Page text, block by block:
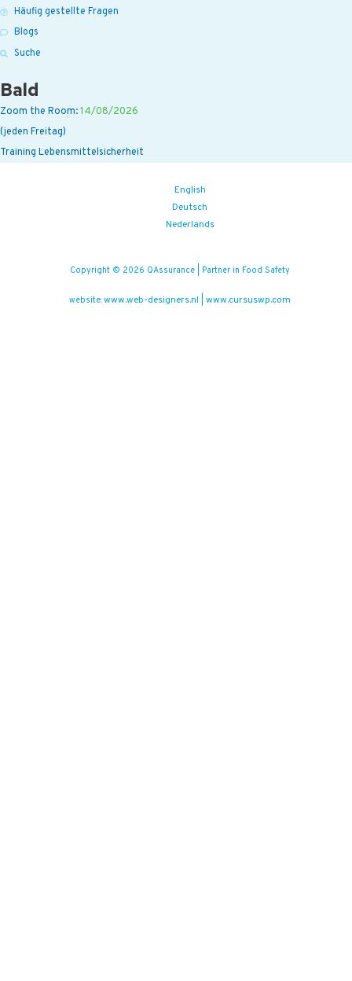
Häufig gestellte Fragen
Blogs
Suche
Bald
Zoom the Room:14/08/2026
(jeden Freitag)
Training Lebensmittelsicherheit
English
Deutsch
Nederlands
Copyright © 2026 QAssurance | Partner in Food Safety
website: www.web-designers.nl www.cursuswp.com